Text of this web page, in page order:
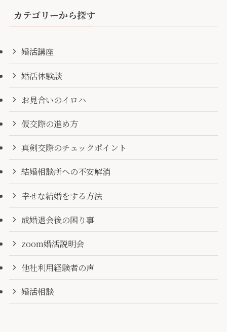
カテゴリーから探す
婚活講座
婚活体験談
お見合いのイロハ
仮交際の進め方
真剣交際のチェックポイント
結婚相談所への不安解消
幸せな結婚をする方法
成婚退会後の困り事
zoom婚活説明会
他社利用経験者の声
婚活相談